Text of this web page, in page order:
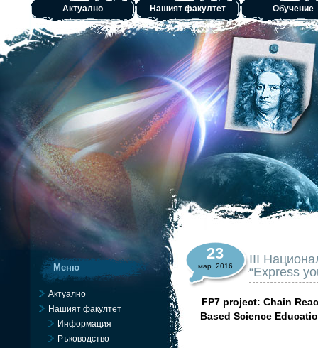
Актуално Нашият факултет Обучение
III
“Express
23
мар. 2016
FP7 project: Chain
Based Science
Меню
Актуално
Нашият факултет
Информация
Ръководство